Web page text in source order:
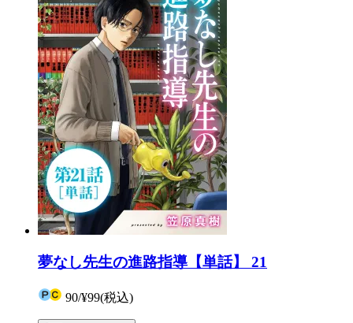
夢なし先生の進路指導【単話】 21
90/¥99(税込)